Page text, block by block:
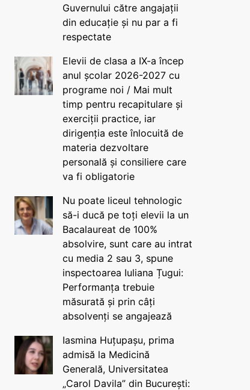
Guvernului către angajații
din educație și nu par a fi
respectate
Elevii de clasa a IX-a încep
anul școlar 2026-2027 cu
programe noi / Mai mult
timp pentru recapitulare și
exerciții practice, iar
dirigenția este înlocuită de
materia dezvoltare
personală și consiliere care
va fi obligatorie
Nu poate liceul tehnologic
să-i ducă pe toți elevii la un
Bacalaureat de 100%
absolvire, sunt care au intrat
cu media 2 sau 3, spune
inspectoarea Iuliana Țugui:
Performanța trebuie
măsurată și prin câți
absolvenți se angajează
Iasmina Huțupașu, prima
admisă la Medicină
Generală, Universitatea
„Carol Davila” din București: